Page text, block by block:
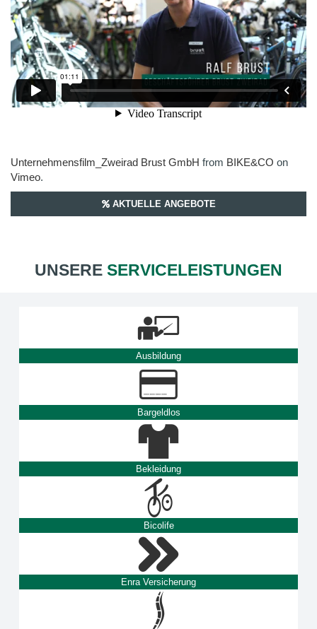
Unternehmensfilm_Zweirad Brust GmbH from BIKE&CO on
Vimeo.
AKTUELLE ANGEBOTE
UNSERE SERVICELEISTUNGEN
Ausbildung
Bargeldlos
Bekleidung
Bicolife
Enra Versicherung